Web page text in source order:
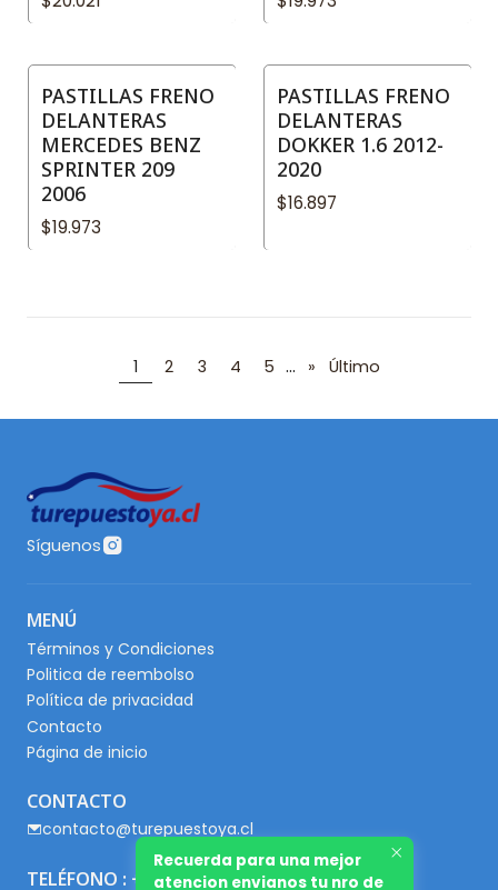
PASTILLAS FRENO
DELANTERAS
MERCEDES BENZ
SPRINTER 209
2006
$19.973
PASTILLAS FRENO
DELANTERAS
DOKKER 1.6 2012-
2020
$16.897
1 2 3 4 5 ... » Último
Síguenos
MENÚ
Términos y Condiciones
Politica de reembolso
Política de privacidad
Contacto
Página de inicio
CONTACTO
contacto@turepuestoya.cl
TELÉFONO : +56 9 65667345
Recuerda para una mejor
atencion envianos tu nro de